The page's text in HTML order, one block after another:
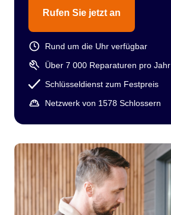
Rufen Sie jetzt an
Rund um die Uhr verfügbar
Über 7 000 Reparaturen pro Jahr
Schlüsseldienst zum Festpreis
Netzwerk von 1578 Schlossern